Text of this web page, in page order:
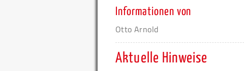
Informationen von
Otto Arnold
Aktuelle Hinweise